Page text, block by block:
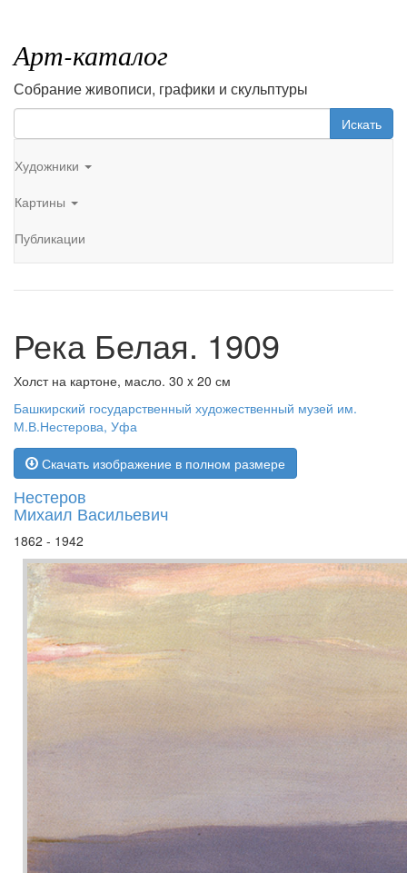
Арт-каталог
Собрание живописи, графики и скульптуры
Искать
Художники
Картины
Публикации
Река Белая. 1909
Холст на картоне, масло. 30 x 20 см
Башкирский государственный художественный музей им.
М.В.Нестерова, Уфа
Скачать изображение в полном размере
Нестеров
Михаил Васильевич
1862 - 1942